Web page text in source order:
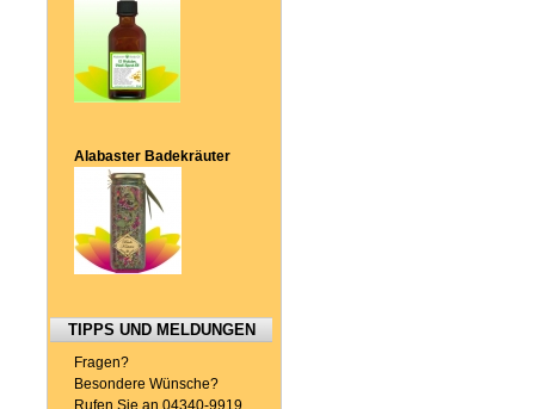
Alabaster Badekräuter
TIPPS UND MELDUNGEN
Fragen?
Besondere Wünsche?
Rufen Sie an 04340-9919